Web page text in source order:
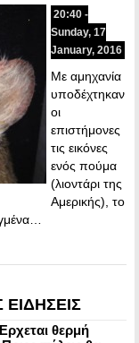
20:40 -
Sunday, 17
January, 2016
Με αμηχανία
υποδέχτηκαν
οι
επιστήμονες
τις εικόνες
ενός πούμα
(λιοντάρι της
Αμερικής), το
ΕΙΔΗΣΕΙΣ
θερμή